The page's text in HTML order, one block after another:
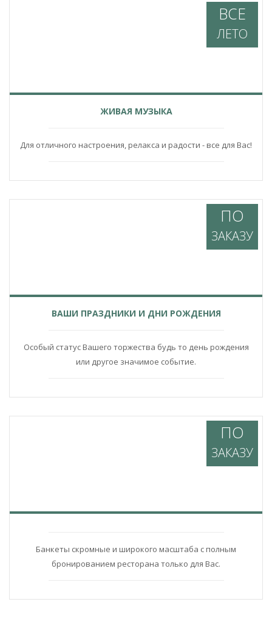
ВСЕ
ЛЕТО
ЖИВАЯ МУЗЫКА
Для отличного настроения, релакса и радости - все для Вас!
ПО
ЗАКАЗУ
ВАШИ ПРАЗДНИКИ И ДНИ РОЖДЕНИЯ
Особый статус Вашего торжества будь то день рождения
или другое значимое событие.
ПО
ЗАКАЗУ
Банкеты скромные и широкого масштаба с полным
бронированием ресторана только для Вас.